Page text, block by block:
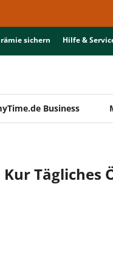
sichern Hilfe &
Business
Tägliches